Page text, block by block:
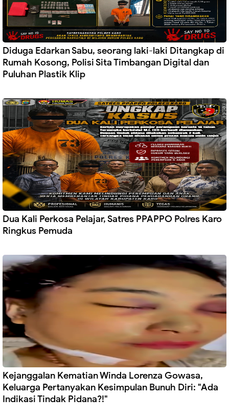
Diduga Edarkan Sabu, seorang laki-laki Ditangkap di
Rumah Kosong, Polisi Sita Timbangan Digital dan
Puluhan Plastik Klip
Dua Kali Perkosa Pelajar, Satres PPAPPO Polres Karo
Ringkus Pemuda
Kejanggalan Kematian Winda Lorenza Gowasa,
Keluarga Pertanyakan Kesimpulan Bunuh Diri: "Ada
Indikasi Tindak Pidana?!"